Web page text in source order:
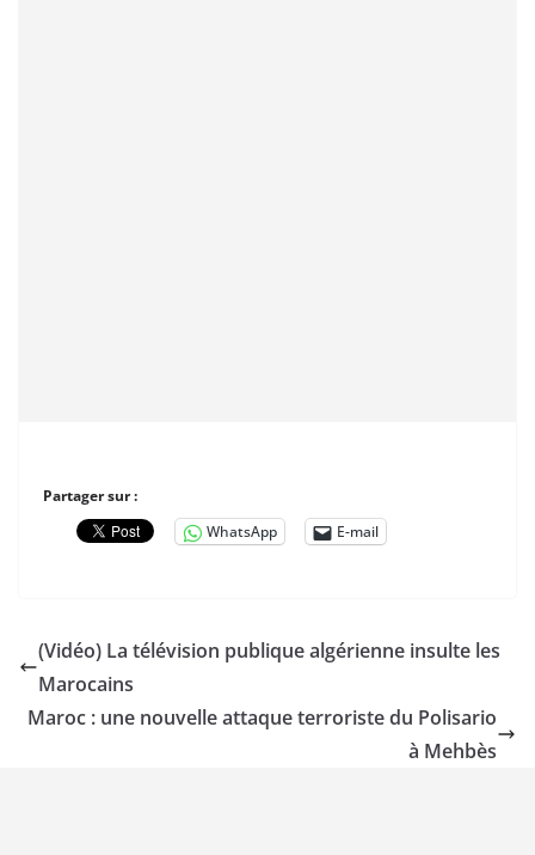
Partager sur :
WhatsApp
E-mail
(Vidéo) La télévision publique algérienne insulte les
Marocains
Maroc : une nouvelle attaque terroriste du Polisario
à Mehbès